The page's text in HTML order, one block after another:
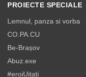
PROIECTE SPECIALE
Lemnul, panza si vorba
CO.PA.CU
Be-Brașov
Abuz.exe
#eroiUitați